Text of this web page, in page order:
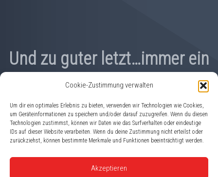
Cookie-Zustimmung verwalten
Um dir ein optimales Erlebnis zu bieten, verwenden wir Technologien wie Cookies,
um Geräteinformationen zu speichern und/oder darauf zuzugreifen. Wenn du diesen
Technologien zustimmst, können wir Daten wie das Surfverhalten oder eindeutige
IDs auf dieser Website verarbeiten. Wenn du deine Zustimmung nicht erteilst oder
zurückziehst, können bestimmte Merkmale und Funktionen beeinträchtigt werden.
Akzeptieren
Und zu guter letzt…immer ein
offenes Ohr für Ihre
Wünsche!